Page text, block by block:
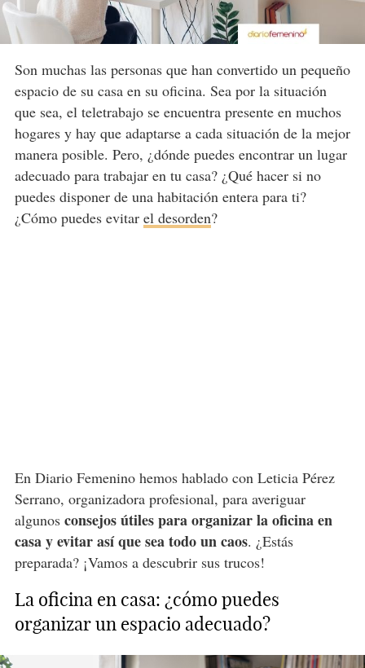
Son muchas las personas que han convertido un pequeño
espacio de su casa en su oficina. Sea por la situación
que sea, el teletrabajo se encuentra presente en muchos
hogares y hay que adaptarse a cada situación de la mejor
manera posible. Pero, ¿dónde puedes encontrar un lugar
adecuado para trabajar en tu casa? ¿Qué hacer si no
puedes disponer de una habitación entera para ti?
¿Cómo puedes evitar el desorden?
En Diario Femenino hemos hablado con Leticia Pérez
Serrano, organizadora profesional, para averiguar
algunos consejos útiles para organizar la oficina en
casa y evitar así que sea todo un caos. ¿Estás
preparada? ¡Vamos a descubrir sus trucos!
La oficina en casa: ¿cómo puedes
organizar un espacio adecuado?